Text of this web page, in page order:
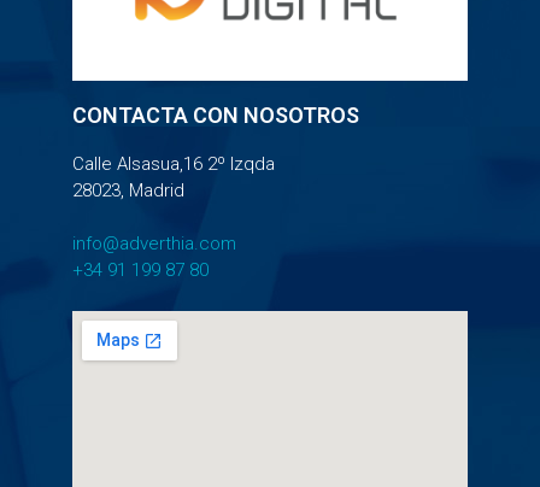
CONTACTA CON NOSOTROS
Calle Alsasua,16 2º Izqda
28023, Madrid
info@adverthia.com
+34 91 199 87 80